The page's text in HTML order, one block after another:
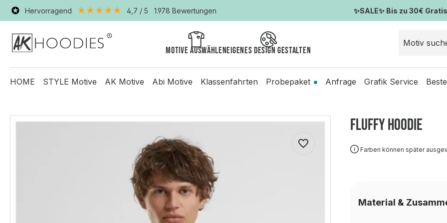
Hervorragend 4,7 / 5 1.978 Bewertungen ✨SALE✨ Bis zu 30€
Motive auswählenEigenes Design gestalten
HOME STYLE Motive AK Motive Abi Motive Klassenfahrten Probepaket Anfrage Grafik Service
Fluffy Hoodie
Farben können später
Material &